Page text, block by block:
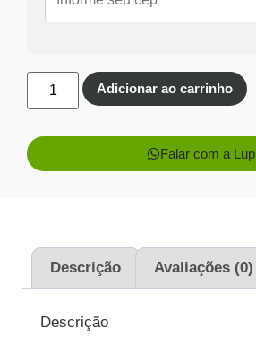
Aprovação imediata
juros
juros
Adicionar ao carrinho
Falar com a Lup
Descrição Avaliações (0)
Descrição